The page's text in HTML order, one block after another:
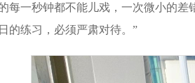
的每一秒钟都不能儿戏，一次微小的
的练习，必须严肃对待。”